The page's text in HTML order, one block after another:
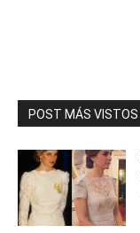
POST MÁS VISTOS